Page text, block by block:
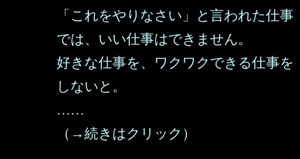
「これをやりなさい」と言われた仕事
では、いい仕事はできません。
好きな仕事を、ワクワクできる仕事を
しないと。
……
（→続きはクリック）